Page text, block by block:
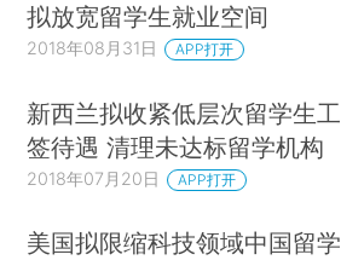
拟放宽留学生就业空间
2018年08月31日 APP打开
新西兰拟收紧低层次留学生工
签待遇 清理未达标留学机构
2018年07月20日 APP打开
美国拟限缩科技领域中国留学